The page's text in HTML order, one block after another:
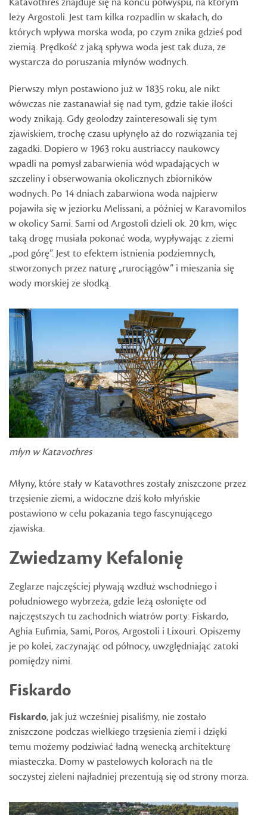
leży Argostoli. Jest tam kilka rozpadlin w skałach, do
których wpływa morska woda, po czym znika gdzieś pod
ziemią. Prędkość z jaką spływa woda jest tak duża, że
wystarcza do poruszania młynów wodnych.
Pierwszy młyn postawiono już w 1835 roku, ale nikt
wówczas nie zastanawiał się nad tym, gdzie takie ilości
wody znikają. Gdy geolodzy zainteresowali się tym
zjawiskiem, trochę czasu upłynęło aż do rozwiązania tej
zagadki. Dopiero w 1963 roku austriaccy naukowcy
wpadli na pomysł zabarwienia wód wpadających w
szczeliny i obserwowania okolicznych zbiorników
wodnych. Po 14 dniach zabarwiona woda najpierw
pojawiła się w jeziorku Melissani, a później w Karavomilos
w okolicy Sami. Sami od Argostoli dzieli ok. 20 km, więc
taką drogę musiała pokonać woda, wypływając z ziemi
„pod górę”. Jest to efektem istnienia podziemnych,
stworzonych przez naturę „rurociągów” i mieszania się
wody morskiej ze słodką.
młyn w Katavothres
Młyny, które stały w Katavothres zostały zniszczone przez
trzęsienie ziemi, a widoczne dziś koło młyńskie
postawiono w celu pokazania tego fascynującego
zjawiska.
Zwiedzamy Kefalonię
Żeglarze najczęściej pływają wzdłuż wschodniego i
południowego wybrzeża, gdzie leżą osłonięte od
najczęstszych tu zachodnich wiatrów porty: Fiskardo,
Aghia Eufimia, Sami, Poros, Argostoli i Lixouri. Opiszemy
je po kolei, zaczynając od północy, uwzględniając zatoki
pomiędzy nimi.
Fiskardo
Fiskardo, jak już wcześniej pisaliśmy, nie zostało
zniszczone podczas wielkiego trzęsienia ziemi i dzięki
temu możemy podziwiać ładną wenecką architekturę
miasteczka. Domy w pastelowych kolorach na tle
soczystej zieleni najładniej prezentują się od strony morza.